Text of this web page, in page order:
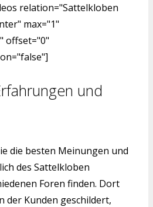
relation="Sattelkloben
max="1"
offset="0"
und
die besten Meinungen und
des Sattelkloben
Foren finden. Dort
der Kunden geschildert,